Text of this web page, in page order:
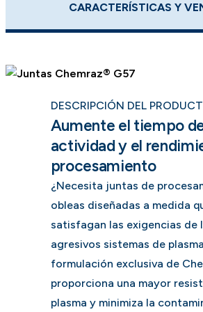
CARACTERÍSTICAS Y
DESCRIPCIÓN DEL
Aumente el tiempo
actividad y el
procesamiento
¿Necesita juntas de
obleas diseñadas a medida
satisfagan las exigencias de
agresivos sistemas de
formulación exclusiva de
proporciona una mayor
plasma y minimiza la